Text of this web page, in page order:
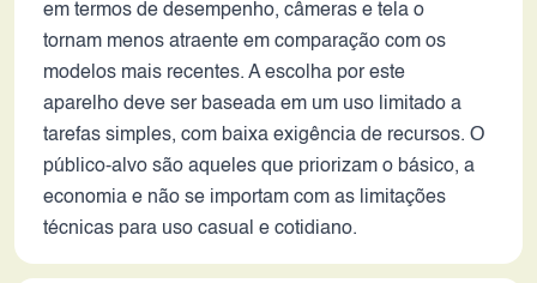
em termos de desempenho, câmeras e tela o
tornam menos atraente em comparação com os
modelos mais recentes. A escolha por este
aparelho deve ser baseada em um uso limitado a
tarefas simples, com baixa exigência de recursos. O
público-alvo são aqueles que priorizam o básico, a
economia e não se importam com as limitações
técnicas para uso casual e cotidiano.